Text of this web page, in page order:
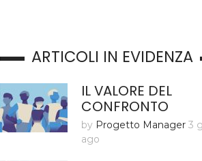
ARTICOLI IN EVIDENZA
IL VALORE DEL
CONFRONTO
by Progetto Manager 3
ago